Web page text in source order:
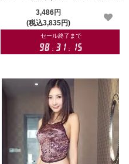
3,486円
(税込3,835円)